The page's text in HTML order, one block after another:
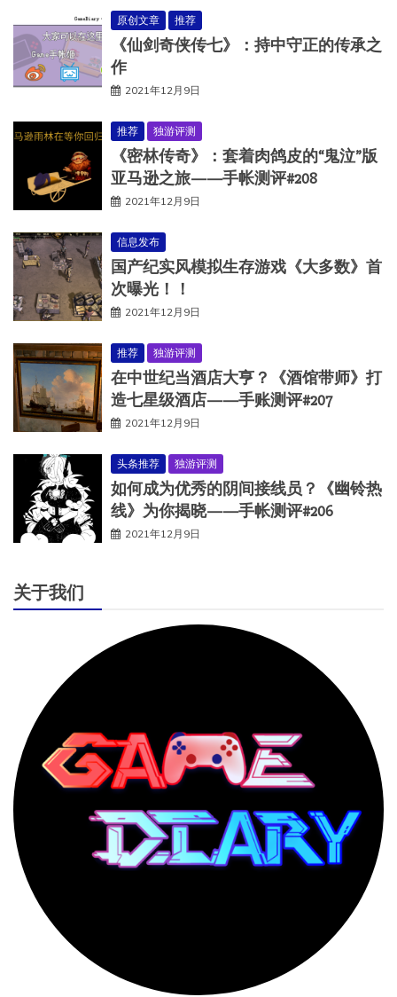
原创文章 推荐
《仙剑奇侠传七》：持中守正的传承之
作
2021年12月9日
推荐 独游评测
《密林传奇》：套着肉鸽皮的“鬼泣”版
亚马逊之旅——手帐测评#208
2021年12月9日
信息发布
国产纪实风模拟生存游戏《大多数》首
次曝光！！
2021年12月9日
推荐 独游评测
在中世纪当酒店大亨？《酒馆带师》打
造七星级酒店——手账测评#207
2021年12月9日
头条推荐 独游评测
如何成为优秀的阴间接线员？《幽铃热
线》为你揭晓——手帐测评#206
2021年12月9日
关于我们